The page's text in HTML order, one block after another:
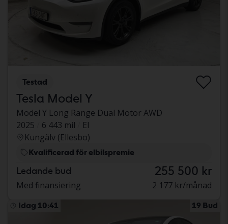
Testad
Tesla Model Y
Model Y Long Range Dual Motor AWD
2025
6 443 mil
El
Kungälv (Ellesbo)
Kvalificerad för elbilspremie
Ledande bud 255 500 kr
Med finansiering 2 177 kr/månad
Idag 10:41 19 Bud